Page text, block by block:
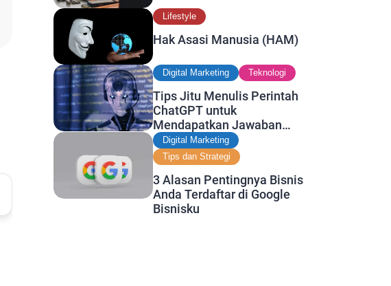
Share this page on
Share this page, earn commissions for
referred customers.
Lifestyle
Hak Asasi Manusia (HAM)
Digital Marketing Teknologi
Tips Jitu Menulis Perintah
ChatGPT untuk
Mendapatkan Jawaban
Terbaik
Digital Marketing
Tips dan Strategi
3 Alasan Pentingnya Bisnis
Anda Terdaftar di Google
Bisnisku